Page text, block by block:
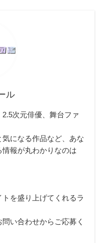
ル
2.5次元俳優、舞台ファ
になる作品など、あな
報が丸わかりなのは
トを盛り上げてくれるラ
い合わせからご応募く